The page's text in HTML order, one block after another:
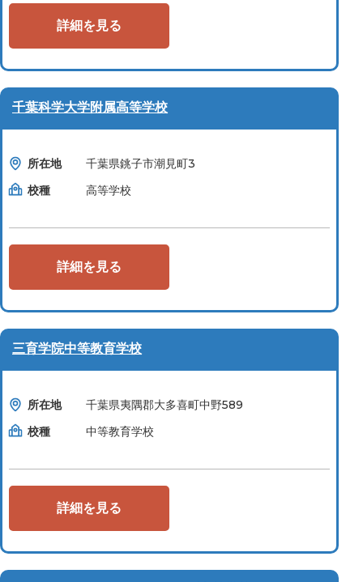
詳細を見る
千葉科学大学附属高等学校
所在地
千葉県銚子市潮見町3
校種
高等学校
詳細を見る
三育学院中等教育学校
所在地
千葉県夷隅郡大多喜町中野589
校種
中等教育学校
詳細を見る